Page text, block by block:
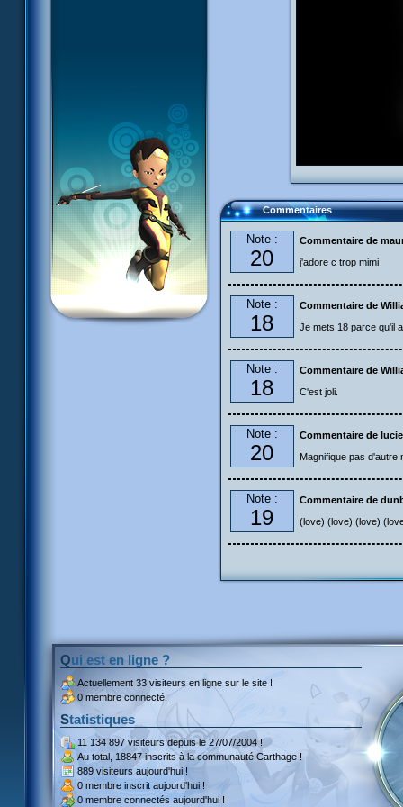
Commentaires
Note :
20
Commentaire de
j'adore c trop mimi
Note :
18
Commentaire de
Je mets 18 parce qu'il
Note :
18
Commentaire de
C'est joli.
Note :
20
Commentaire de
Magnifique pas d'autre
Note :
19
Commentaire de
(love) (love) (love)
Qui est en ligne ?
Actuellement 33 visiteurs en ligne sur le site !
0 membre connecté.
Statistiques
11 134 897 visiteursdepuis le 27/07/2004 !
Au total, 18847 inscritsà la communauté Carthage !
889 visiteurs aujourd'hui !
0 membre inscrit aujourd'hui !
0 membre connectés aujourd'hui !